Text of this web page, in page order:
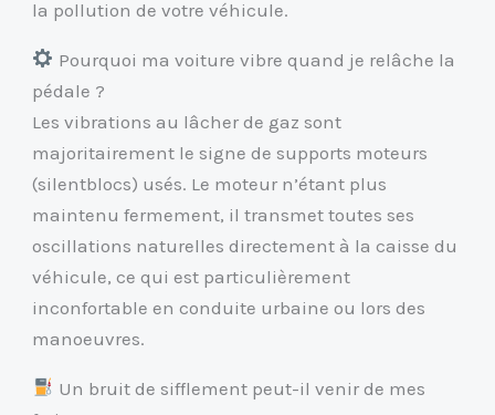
la pollution de votre véhicule.
Pourquoi ma voiture vibre quand je relâche la
pédale ?
Les vibrations au lâcher de gaz sont
majoritairement le signe de supports moteurs
(silentblocs) usés. Le moteur n’étant plus
maintenu fermement, il transmet toutes ses
oscillations naturelles directement à la caisse du
véhicule, ce qui est particulièrement
inconfortable en conduite urbaine ou lors des
manoeuvres.
Un bruit de sifflement peut-il venir de mes